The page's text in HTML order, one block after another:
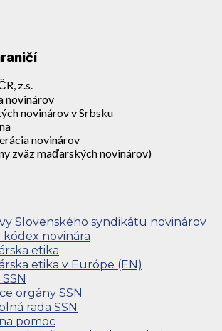
z.s.
novinárov
novinárov v Srbsku
novinárov
zväz maďarských novinárov)
Slovenského syndikátu novinárov
kódex novinára
etika
etika v Európe (EN)
orgány SSN
rada SSN
pomoc